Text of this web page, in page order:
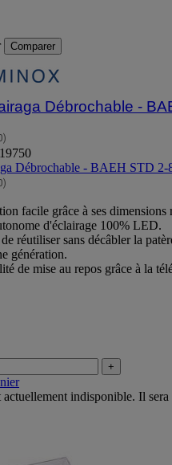
Comparer
Débrochable -
Débrochable - BAEH STD 2-
facile grâce à ses dimensions
d'éclairage 100% LED.
réutiliser sans décâbler la
génération.
de mise au repos grâce à la
+
indisponible. Il sera